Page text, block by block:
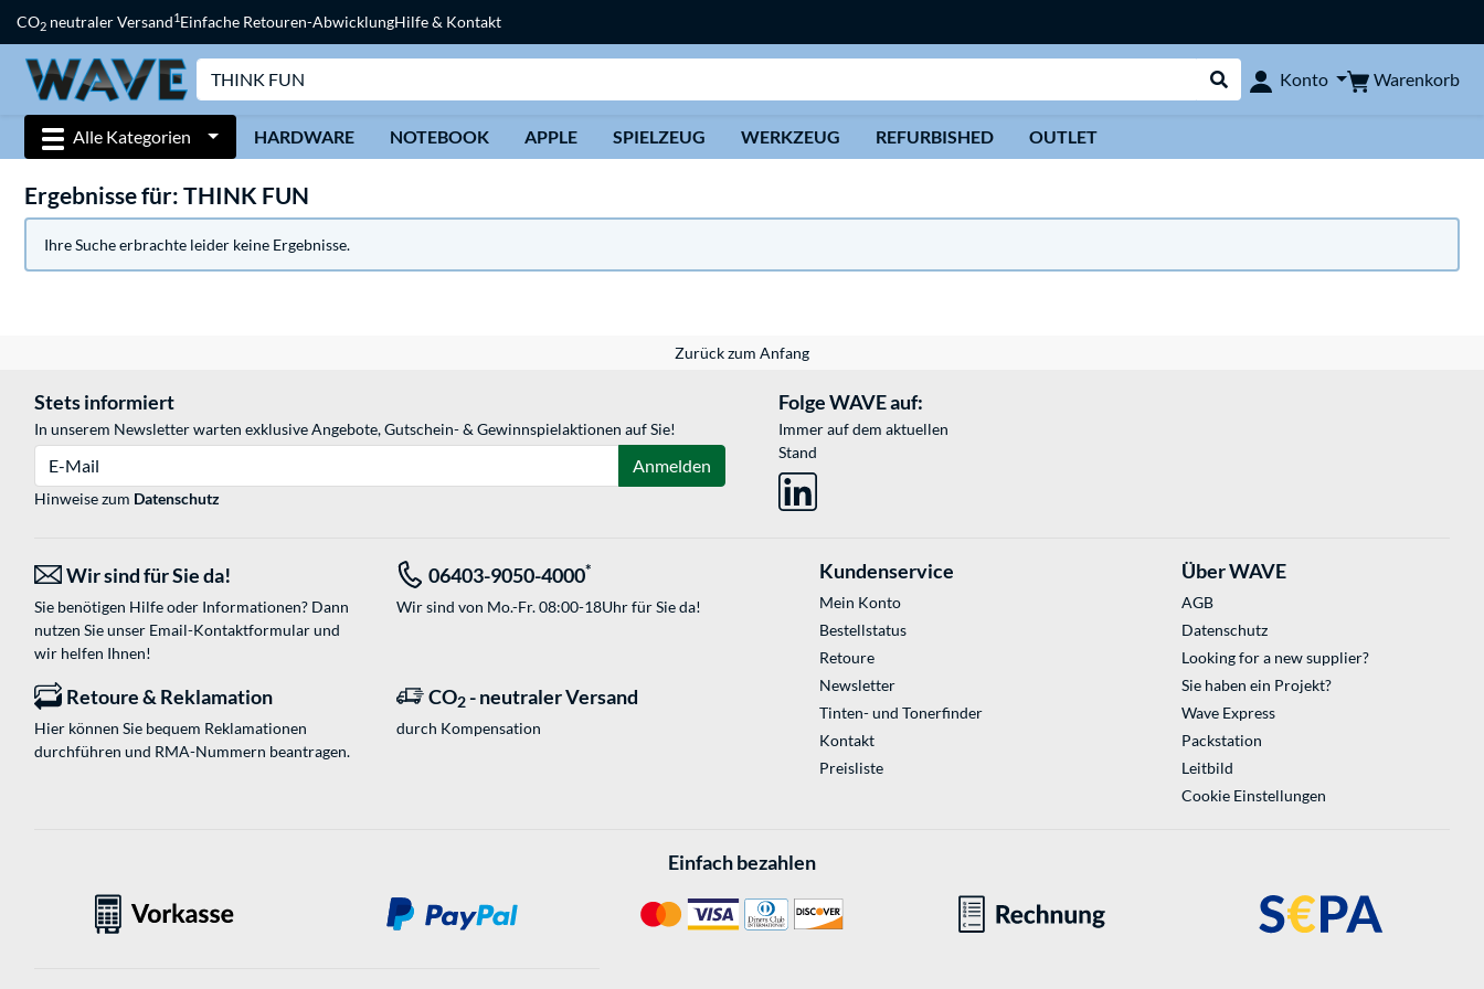
CO2 neutraler Versand1Einfache Retouren-AbwicklungHilfe & Kontakt
Suche durchführen
Konto Warenkorb
Alle Kategorien HARDWARE NOTEBOOK APPLE SPIELZEUG WERKZEUG REFURBISHED OUTLET
Ergebnisse für: THINK FUN
Ihre Suche erbrachte leider keine Ergebnisse.
Zurück zum Anfang
Stets informiert
In unserem Newsletter warten exklusive Angebote, Gutschein- & Gewinnspielaktionen auf Sie!
Anmelden
Hinweise zum Datenschutz
Folge WAVE auf:
Immer auf dem aktuellen
Stand
Wir sind für Sie da!
Sie benötigen Hilfe oder Informationen? Dann
nutzen Sie unser Email-Kontaktformularund
wir helfen Ihnen!
06403-9050-4000*
Wir sind von Mo.-Fr. 08:00-18Uhr für Sie da!
Retoure & Reklamation
Hier können Sie bequem Reklamationen
durchführen und RMA-Nummern beantragen.
CO2 - neutraler Versand
durch Kompensation
Kundenservice
Mein Konto
Bestellstatus
Retoure
Newsletter
Tinten- und Tonerfinder
Kontakt
Preisliste
Über WAVE
AGB
Datenschutz
Looking for a new supplier?
Sie haben ein Projekt?
Wave Express
Packstation
Leitbild
Cookie Einstellungen
Einfach bezahlen